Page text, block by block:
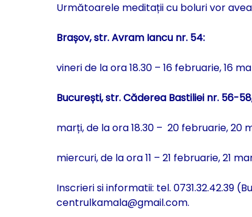
Următoarele meditații cu boluri vor
Brașov, str. Avram Iancu nr. 54:
vineri de la ora 18.30 – 16 februarie, 16
București, str. Căderea Bastiliei nr. 56-
marți, de la ora 18.30 – 20 februarie, 20
miercuri, de la ora 11 – 21 februarie, 21
Inscrieri si informatii: tel. 0731.32.42.39
centrulkamala@gmail.com.